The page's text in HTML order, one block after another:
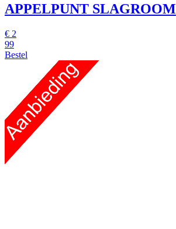
APPELPUNT SLAGROOM
€ 2
99
Bestel